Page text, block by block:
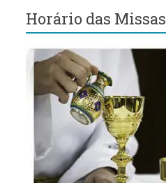
Horário das Missas